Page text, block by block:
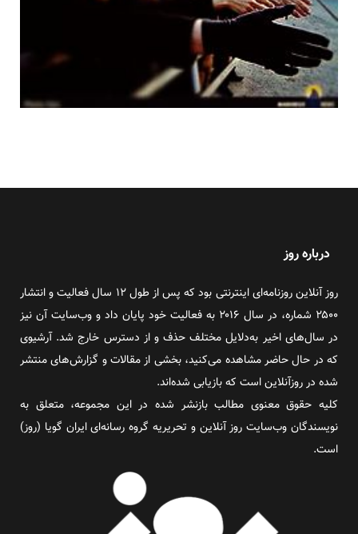
درباره روز
روز آنلاین روزنامه‌ای اینترنتی بود که پس از طول ۱۲ سال فعالیت و انتشار
۲۵۰۰ شماره، در سال ۲۰۱۶ به فعالیت خود پایان داد و وب‌سایت آن نیز
در سال‌های اخیر به‌دلایل مختلف حذف و از دسترس خارج شد. آرشیوی
که در حال حاضر مشاهده می‌کنید، بخشی از مقالات و گزارش‌های منتشر
شده در روزآنلاین است که بازیابی شده‌اند.
کلیه حقوق معنوی مطالب بازنشر شده در این مجموعه، متعلق به
نویسندگان وب‌سایت روز آنلاین و تحریریه گروه رسانه‌ای ایران گویا (روز)
است.